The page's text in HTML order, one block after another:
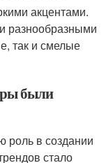
акцентами.
разнообразными
так и смелые
были
роль в создании
стало